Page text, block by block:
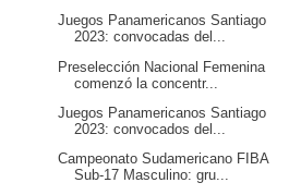
Juegos Panamericanos Santiago
2023: convocadas del...
Preselección Nacional Femenina
comenzó la concentr...
Juegos Panamericanos Santiago
2023: convocados del...
Campeonato Sudamericano FIBA
Sub-17 Masculino: gru...